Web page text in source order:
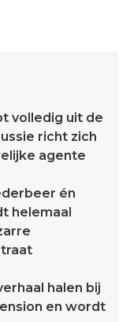
volledig uit de
richt zich
agente
én
helemaal
halen bij
en wordt